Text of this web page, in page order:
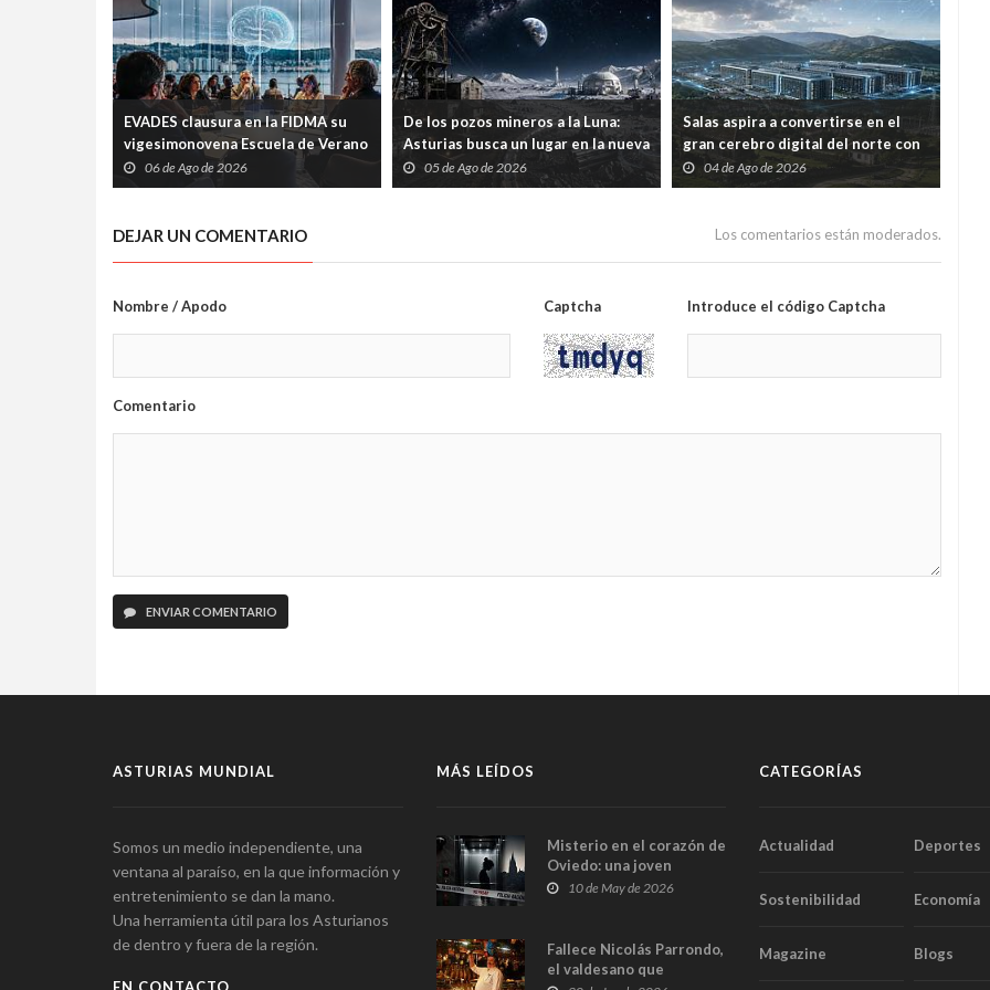
EVADES clausura en la FIDMA su
vigesimonovena Escuela de Verano
con una mesa redonda abierta
sobre pensamiento crítico y
06 de Ago de 2026
De los pozos mineros a la Luna:
Asturias busca un lugar en la nueva
carrera espacial
05 de Ago de 2026
Salas aspira a convertirse en el
gran cerebro digital del norte con
una inversión de 1.226 millones
04 de Ago de 2026
DEJAR UN COMENTARIO Los comentarios están moderados.
Nombre / Apodo Captcha Introduce el código Captcha
Comentario
ENVIAR COMENTARIO
ASTURIAS MUNDIAL
Somos un medio independiente, una
ventana al paraíso, en la que información y
entretenimiento se dan la mano.
Una herramienta útil para los Asturianos
de dentro y fuera de la región.
MÁS LEÍDOS
Misterio en el corazón de
Oviedo: una joven
aparece muerta dentro
captan sus últimos
minutos
10 de May de 2026
Fallece Nicolás Parrondo,
el valdesano que
CATEGORÍAS
Actualidad Deportes
Sostenibilidad Economía
Magazine Blogs